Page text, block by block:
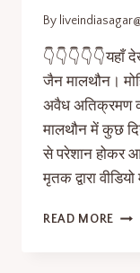
By
👇👇👇👇👇यहाँ
जैन मालथौन।
अवैध अतिक्रमण
मालथौन में कुछ
से परेशान होकर
मृतक द्वारा
READ MORE